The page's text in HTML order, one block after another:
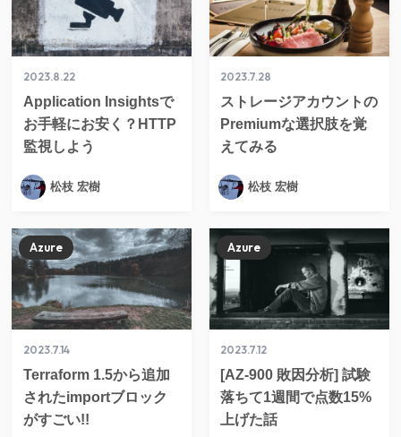
2023.8.22
Application Insightsで
お手軽にお安く？HTTP
監視しよう
松枝 宏樹
2023.7.28
ストレージアカウントの
Premiumな選択肢を覚
えてみる
松枝 宏樹
2023.7.14
Terraform 1.5から追加
されたimportブロック
がすごい!!
Azure
2023.7.12
[AZ-900 敗因分析] 試験
落ちて1週間で点数15%
上げた話
Azure